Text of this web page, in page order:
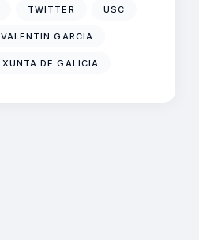
TWITTER USC
VALENTÍN GARCÍA
XUNTA DE GALICIA